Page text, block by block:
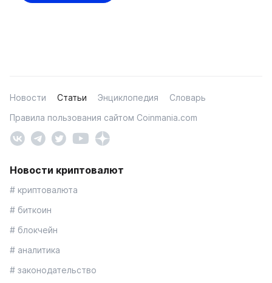
Новости Статьи Энциклопедия
Словарь
Правила пользования сайтом Coinmania.com
Новости криптовалют
# криптовалюта
# биткоин
# блокчейн
# аналитика
# законодательство